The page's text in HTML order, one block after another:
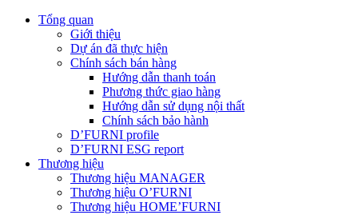
Tổng quan
Giới thiệu
Dự án đã thực hiện
Chính sách bán hàng
Hướng dẫn thanh toán
Phương thức giao hàng
Hướng dẫn sử dụng nội thất
Chính sách bảo hành
D’FURNI profile
D’FURNI ESG report
Thương hiệu
Thương hiệu MANAGER
Thương hiệu O’FURNI
Thương hiệu HOME’FURNI